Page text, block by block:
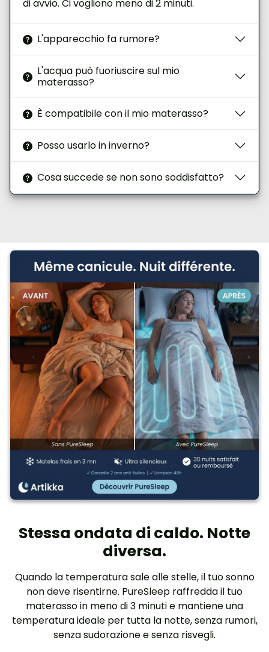
di avvio. Ci vogliono meno di 2 minuti.
L'apparecchio fa rumore?
L'acqua può fuoriuscire sul mio
materasso?
È compatibile con il mio materasso?
Posso usarlo in inverno?
Cosa succede se non sono soddisfatto?
Stessa ondata di caldo. Notte
diversa.
Quando la temperatura sale alle stelle, il tuo sonno
non deve risentirne. PureSleep raffredda il tuo
materasso in meno di 3 minuti e mantiene una
temperatura ideale per tutta la notte, senza rumori,
senza sudorazione e senza risvegli.